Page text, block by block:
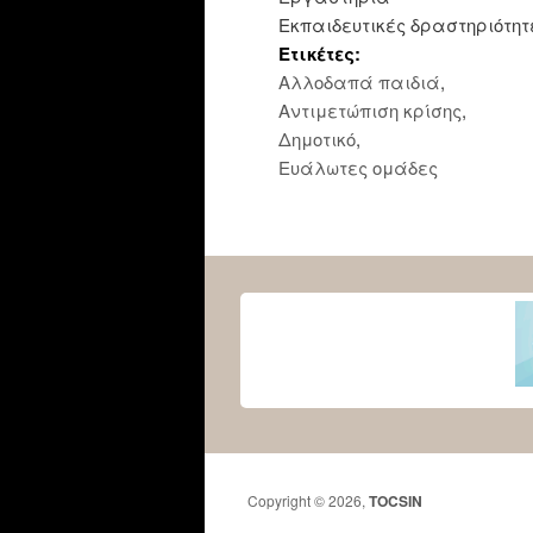
Εκπαιδευτικές
Ετικέτες:
Αλλοδαπά παιδιά,
Αντιμετώπιση κρίσης,
Δημοτικό,
Ευάλωτες ομάδες
Copyright © 2026, TOCSIN